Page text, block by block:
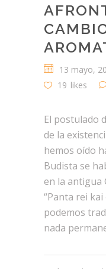
13 mayo,
19 likes
El postulado
de la
hemos oído
Budista se
en la antigua
“Panta rei
podemos
nada